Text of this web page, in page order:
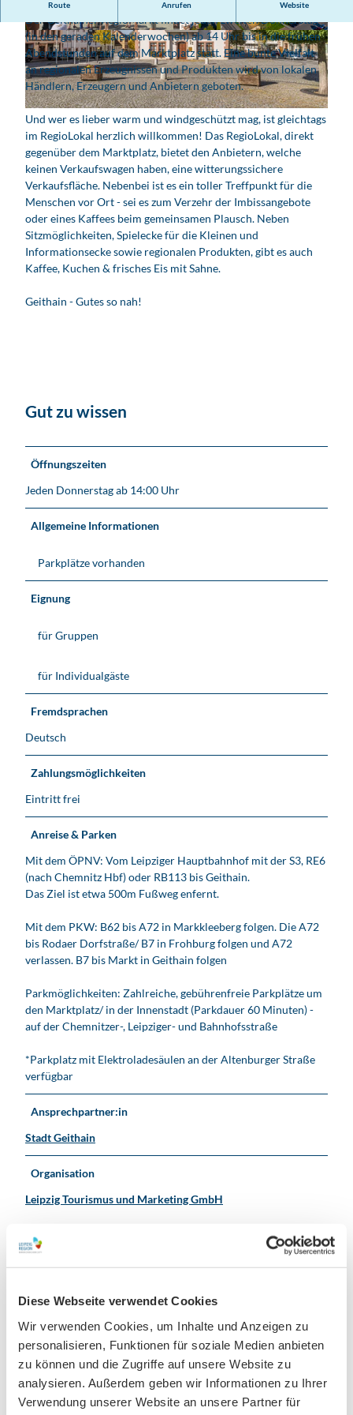
Diese Webseite verwendet Cookies
Wir verwenden Cookies, um Inhalte und Anzeigen zu
personalisieren, Funktionen für soziale Medien anbieten
zu können und die Zugriffe auf unsere Website zu
analysieren. Außerdem geben wir Informationen zu Ihrer
Verwendung unserer Website an unsere Partner für
© www.pkfotografie.com, Philipp Kirschner | KI-optimiert | CC-BY
© SV Geithain | KI-optimiert © Luftflug.com |CC-BY
Route Anrufen Website
Geithains RegioMarkt: Vielfalt hautnah erleben!
Der Geithainer RegioMarkt findet jeden zweiten Donnerstag
(in den geraden Kalenderwochen) ab 14 Uhr bis in die frühen
Abendstunden auf dem Marktplatz statt. Eine bunte Vielfalt
an regionalen Erzeugnissen und Produkten wird von lokalen
Händlern, Erzeugern und Anbietern geboten.
Und wer es lieber warm und windgeschützt mag, ist gleichtags
im RegioLokal herzlich willkommen! Das RegioLokal, direkt
gegenüber dem Marktplatz, bietet den Anbietern, welche
keinen Verkaufswagen haben, eine witterungssichere
Verkaufsfläche. Nebenbei ist es ein toller Treffpunkt für die
Menschen vor Ort - sei es zum Verzehr der Imbissangebote
oder eines Kaffees beim gemeinsamen Plausch. Neben
Sitzmöglichkeiten, Spielecke für die Kleinen und
Informationsecke sowie regionalen Produkten, gibt es auch
Kaffee, Kuchen & frisches Eis mit Sahne.
Geithain - Gutes so nah!
Gut zu wissen
Öffnungszeiten
Jeden Donnerstag ab 14:00 Uhr
Allgemeine Informationen
Parkplätze vorhanden
Eignung
für Gruppen
für Individualgäste
Fremdsprachen
Deutsch
Zahlungsmöglichkeiten
Eintritt frei
Anreise & Parken
Mit dem ÖPNV: Vom Leipziger Hauptbahnhof mit der S3, RE6
(nach Chemnitz Hbf) oder RB113 bis Geithain.
Das Ziel ist etwa 500m Fußweg enfernt.
Mit dem PKW: B62 bis A72 in Markkleeberg folgen. Die A72
bis Rodaer Dorfstraße/ B7 in Frohburg folgen und A72
verlassen. B7 bis Markt in Geithain folgen
Parkmöglichkeiten: Zahlreiche, gebührenfreie Parkplätze um
den Marktplatz/ in der Innenstadt (Parkdauer 60 Minuten) -
auf der Chemnitzer-, Leipziger- und Bahnhofsstraße
*Parkplatz mit Elektroladesäulen an der Altenburger Straße
verfügbar
Ansprechpartner:in
Stadt Geithain
Organisation
Leipzig Tourismus und Marketing GmbH
In der Nähe
Veranstaltung